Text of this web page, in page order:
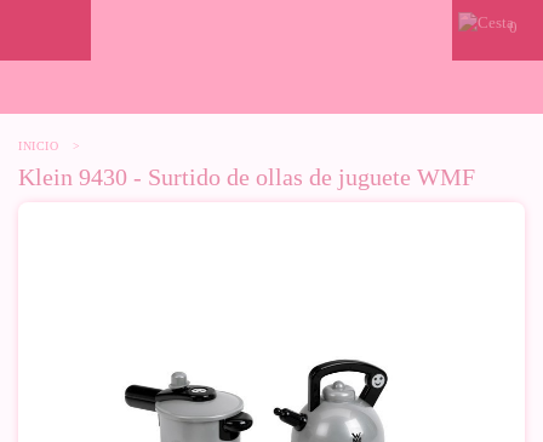
0
INICIO >
Klein 9430 - Surtido de ollas de juguete WMF